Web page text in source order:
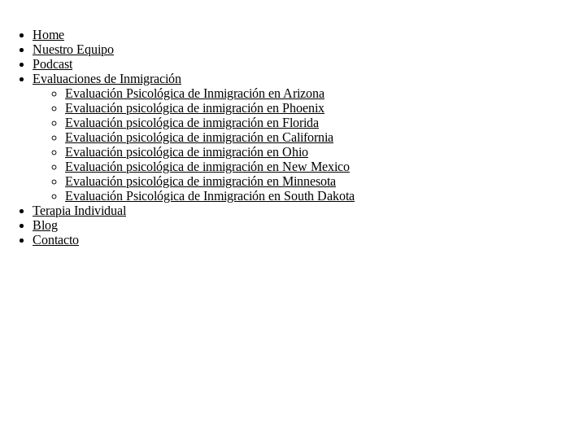
contenidoHome
Nuestro Equipo
Podcast
Evaluaciones de Inmigración
Evaluación Psicológica de Inmigración en Arizona
Evaluación psicológica de inmigración en Phoenix
Evaluación psicológica de inmigración en Florida
Evaluación psicológica de inmigración en California
Evaluación psicológica de inmigración en Ohio
Evaluación psicológica de inmigración en New Mexico
Evaluación psicológica de inmigración en Minnesota
Evaluación Psicológica de Inmigración en South Dakota
Terapia Individual
Blog
Contacto